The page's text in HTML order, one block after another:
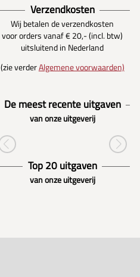
Verzendkosten
Wij betalen de verzendkosten
voor orders vanaf € 20,- (incl. btw)
uitsluitend in Nederland
(zie verderAlgemene voorwaarden)
De meest recente uitgaven
van onze uitgeverij
Top 20 uitgaven
van onze uitgeverij